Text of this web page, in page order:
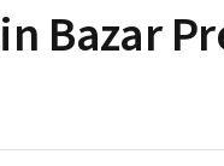
Bazar